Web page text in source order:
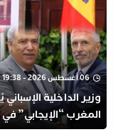
06 أغسطس 2026 - 19:38
وزير الداخلية
المغرب “الإيجابي”